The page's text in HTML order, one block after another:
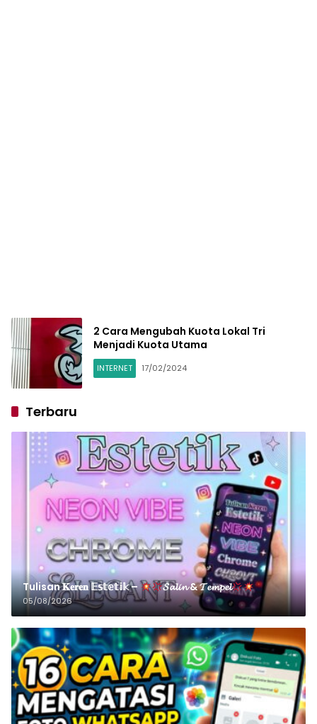
2 Cara Mengubah Kuota Lokal Tri
Menjadi Kuota Utama
INTERNET 17/02/2024
Terbaru
Tulisan 𝐊𝐞𝐫𝐞𝐧 𝔼𝕤𝕥𝕖𝕥𝕚𝕜 – 𝓢𝓪𝓵𝓲𝓷 & 𝓣𝓮𝓶𝓹𝓮𝓵
05/08/2026